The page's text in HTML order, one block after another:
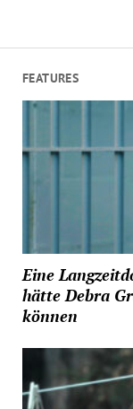
FEATURES
Eine
hätte Debra
können